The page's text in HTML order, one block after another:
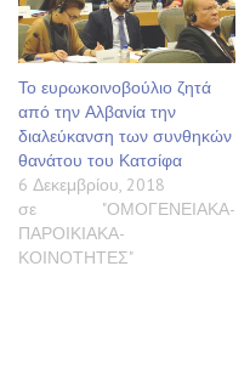
Το ευρωκοινοβούλιο ζητά
από την Αλβανία την
διαλεύκανση των συνθηκών
θανάτου του Κατσίφα
6 Δεκεμβρίου, 2018
σε "ΟΜΟΓΕΝΕΙΑΚΑ-
ΠΑΡΟΙΚΙΑΚΑ-
ΚΟΙΝΟΤΗΤΕΣ"